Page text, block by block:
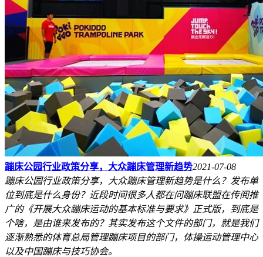
蹦床公园行业政策分享，大众蹦床管理新趋势2021-07-08
蹦床公园行业政策分享，大众蹦床管理新趋势是什么？发布单
位到底是什么身份？近段时间很多人都在问蹦床联盟在传阅推
广的《开展大众蹦床运动的基本标准与要求》正式版，到底是
个啥，是由谁来发布的？其实发布这个文件的部门，就是我们
逐渐熟悉的体育总局管理蹦床项目的部门，体操运动管理中心
以及中国蹦床与技巧协会。